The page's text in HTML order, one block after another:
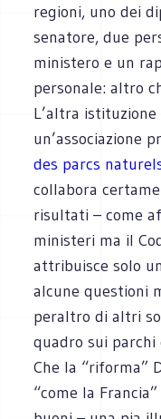
regioni, uno dei
senatore, due
ministero e un
personale: altro
L’altra
un’associazione
des parcs
collabora
risultati – come
ministeri ma il
attribuisce solo
alcune questioni
peraltro di altri
quadro sui
Che la “riforma”
“come la